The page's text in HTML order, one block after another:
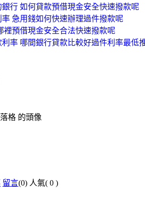
行 如何貸款預借現金安全快速撥款呢
急用錢如何快速辦理過件撥款呢
裡預借現金安全合法快速撥款呢
率 哪間銀行貸款比較好過件利率最低
留言(0) 人氣( 0 )